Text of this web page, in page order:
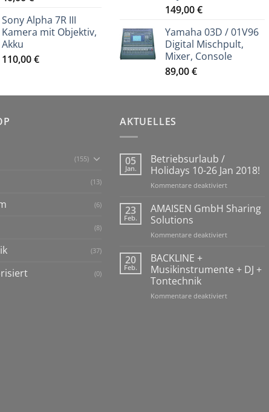
Sony Alpha 7R III
Kamera mit Objektiv,
Akku
110,00€
149,00€
Yamaha 03D / 01V96
Digital Mischpult,
Mixer, Console
89,00€
(155)
(13)
(6)
(8)
(37)
(0)
AKTUELLES
05
Jan.
Betriebsurlaub /
Holidays 10-26 Jan 2018!
Kommentare deaktiviertfür
/
26
23
Feb.
AMAISEN GmbH Sharing
Solutions
Kommentare deaktiviertfür
Sharing
Solutions
20
Feb.
BACKLINE +
Musikinstrumente + DJ +
Tontechnik
Kommentare deaktiviertfür